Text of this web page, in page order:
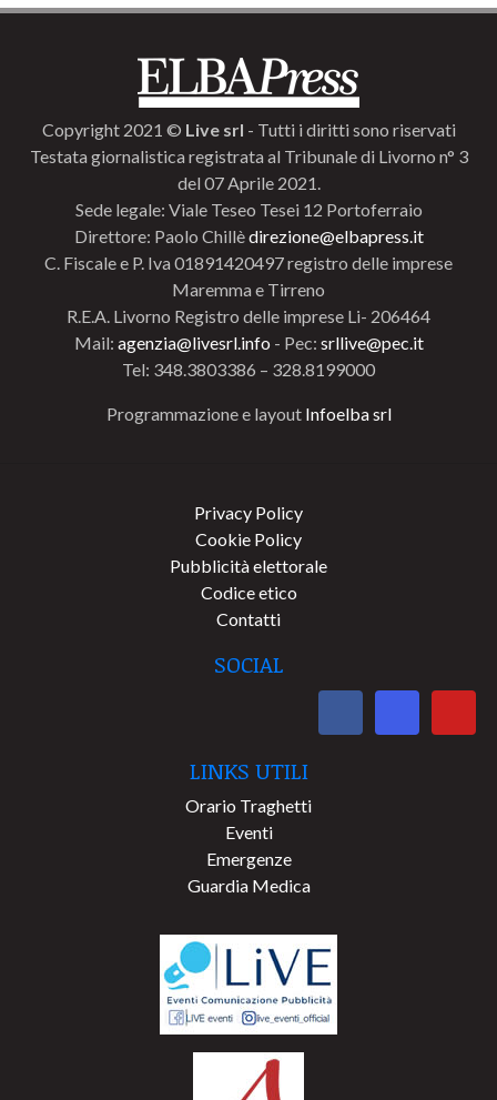
Copyright 2021 © Live srl - Tutti i diritti sono riservati
Testata giornalistica registrata al Tribunale di Livorno n° 3
del 07 Aprile 2021.
Sede legale: Viale Teseo Tesei 12 Portoferraio
Direttore: Paolo Chillèdirezione@elbapress.it
C. Fiscale e P. Iva 01891420497 registro delle imprese
Maremma e Tirreno
R.E.A. Livorno Registro delle imprese Li- 206464
Mail: agenzia@livesrl.info - Pec: srllive@pec.it
Tel: 348.3803386 – 328.8199000
Programmazione e layout Infoelba srl
Privacy Policy
Cookie Policy
Pubblicità elettorale
Codice etico
Contatti
SOCIAL
LINKS UTILI
Orario Traghetti
Eventi
Emergenze
Guardia Medica